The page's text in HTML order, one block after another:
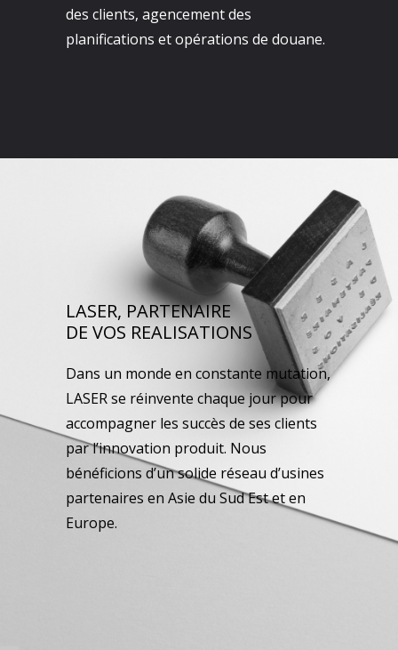
des clients, agencement des
planifications et opérations de douane.
LASER, PARTENAIRE
DE VOS REALISATIONS
Dans un monde en constante mutation,
LASER se réinvente chaque jour pour
accompagner les succès de ses clients
par l’innovation produit. Nous
bénéficions d’un solide réseau d’usines
partenaires en Asie du Sud Est et en
Europe.